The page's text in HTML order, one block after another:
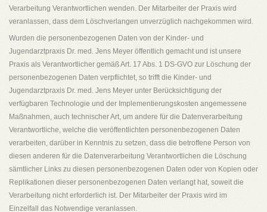
Verarbeitung Verantwortlichen wenden. Der Mitarbeiter der Praxis wird
veranlassen, dass dem Löschverlangen unverzüglich nachgekommen wird.
Wurden die personenbezogenen Daten von der Kinder- und
Jugendarztpraxis Dr. med. Jens Meyer öffentlich gemacht und ist unsere
Praxis als Verantwortlicher gemäß Art. 17 Abs. 1 DS-GVO zur Löschung der
personenbezogenen Daten verpflichtet, so trifft die Kinder- und
Jugendarztpraxis Dr. med. Jens Meyer unter Berücksichtigung der
verfügbaren Technologie und der Implementierungskosten angemessene
Maßnahmen, auch technischer Art, um andere für die Datenverarbeitung
Verantwortliche, welche die veröffentlichten personenbezogenen Daten
verarbeiten, darüber in Kenntnis zu setzen, dass die betroffene Person von
diesen anderen für die Datenverarbeitung Verantwortlichen die Löschung
sämtlicher Links zu diesen personenbezogenen Daten oder von Kopien oder
Replikationen dieser personenbezogenen Daten verlangt hat, soweit die
Verarbeitung nicht erforderlich ist. Der Mitarbeiter der Praxis wird im
Einzelfall das Notwendige veranlassen.